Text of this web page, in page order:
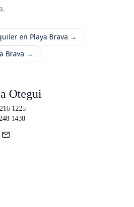
en Playa Brava →
Brava →
Otegui
1225
1438